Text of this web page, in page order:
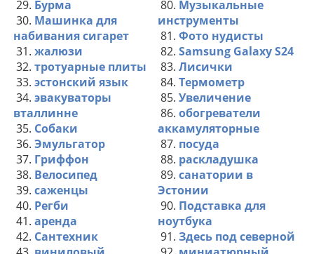
29. Бурма
30. Машинка для
набивания сигарет
31. жалюзи
32. тротуарные плиты
33. эстонский язык
34. эвакуваторы
вталлинне
35. Собаки
36. Эмульгатор
37. Гриффон
38. Велосипед
39. саженцы
40. Регби
41. аренда
42. Сантехник
80. Музыкальные
инструменты
81. Фото нудисты
82. Samsung Galaxy S24
83. Лисички
84. Термометр
85. Увеличение
86. обогреватели
аккамуляторные
87. посуда
88. раскладушка
89. санатории в
Эстонии
90. Подставка для
ноутбука
91. Здесь под северной